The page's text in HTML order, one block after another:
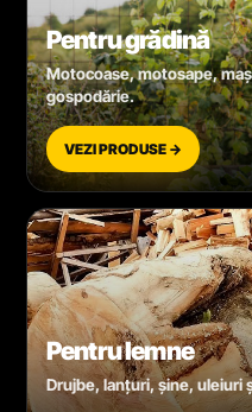
Pentru grădină
Motocoase, motosape,
gospodărie.
VEZI PRODUSE →
Pentru lemne
Drujbe, lanțuri, șine, uleiuri